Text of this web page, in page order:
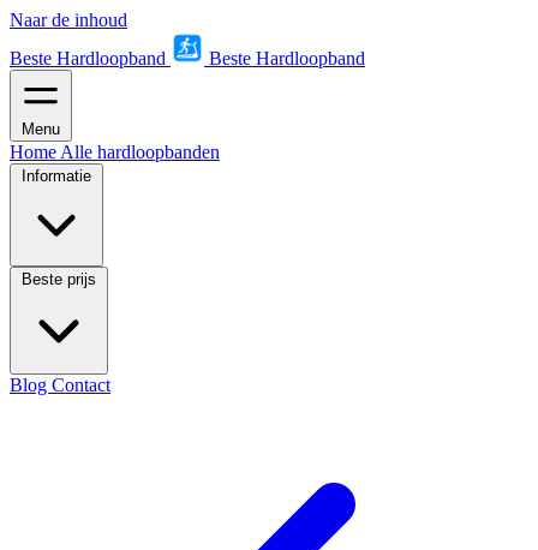
Naar de inhoud
Beste Hardloopband
Beste Hardloopband
Menu
Home Alle hardloopbanden
Informatie
Beste prijs
Blog Contact